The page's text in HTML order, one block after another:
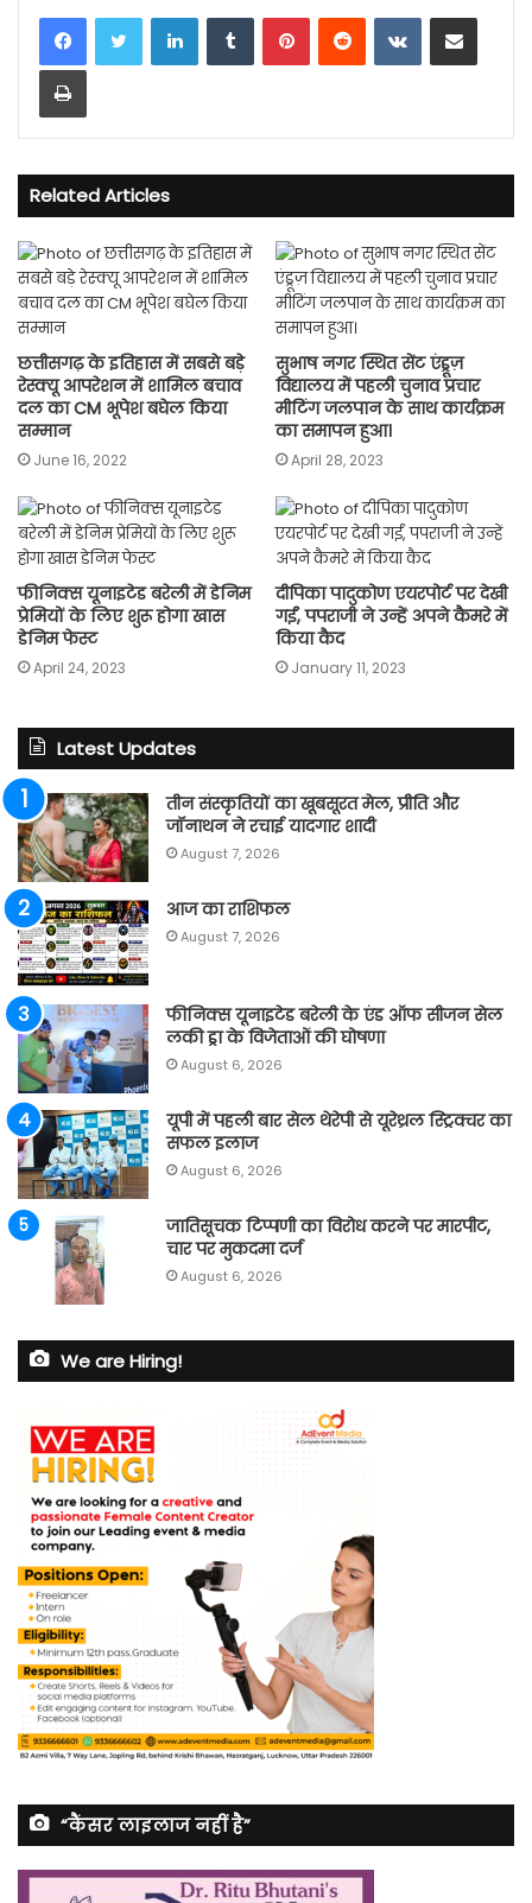
LinkedInTumblrPinterestReddit VKontakteShare via Email
Print
Related Articles
छत्तीसगढ़ के इतिहास में सबसे बड़े
रेस्क्यू आपरेशन में शामिल बचाव
दल का CM भूपेश बघेल किया
सम्मान
June 16, 2022
सुभाष नगर स्थित सेंट एंड्रूज़
विद्यालय में पहली चुनाव प्रचार
मीटिंग जलपान के साथ कार्यक्रम
का समापन हुआ।
April 28, 2023
फीनिक्स यूनाइटेड बरेली में डेनिम
प्रेमियों के लिए शुरू होगा खास
डेनिम फेस्ट
April 24, 2023
दीपिका पादुकोण एयरपोर्ट पर देखी
गईं, पपराजी ने उन्हें अपने कैमरे में
किया कैद
January 11, 2023
Latest Updates
तीन संस्कृतियों का खूबसूरत मेल, प्रीति और
जॉनाथन ने रचाई यादगार शादी
August 7, 2026
आज का राशिफल
August 7, 2026
फीनिक्स यूनाइटेड बरेली के एंड ऑफ सीजन सेल
लकी ड्रा के विजेताओं की घोषणा
August 6, 2026
यूपी में पहली बार सेल थेरेपी से यूरेथ्रल स्ट्रिक्चर का
सफल इलाज
August 6, 2026
जातिसूचक टिप्पणी का विरोध करने पर मारपीट,
चार पर मुकदमा दर्ज
August 6, 2026
We are Hiring!
“कैंसर लाइलाज नहीं है”